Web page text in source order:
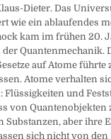
Dieter. Das
wie ein ablaufendes
kam im frühen 20.
Quantenmechanik.
auf Atome führte
Atome verhalten
Flüssigkeiten und
von Quantenobjekten
Substanzen, aber ihre
sich nicht von den